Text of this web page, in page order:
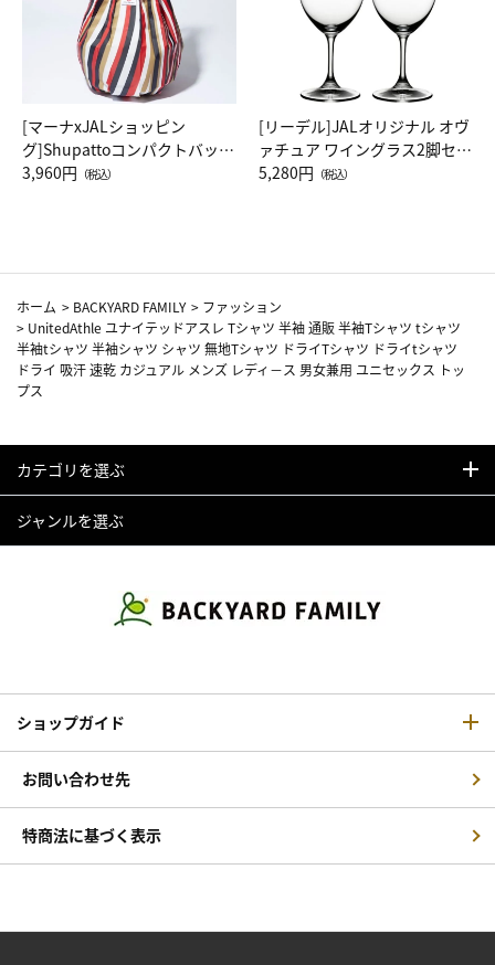
[マーナxJALショッピン
グ]Shupattoコンパクトバッグ
Drop JAL客室乗務員（LC）ス
3,960円 （税込）
[リーデル]JALオリジナル オヴ
ァチュア ワイングラス2脚セッ
ト（レッドワイン）
5,280円 （税込）
ホーム > BACKYARD FAMILY > ファッション
> UnitedAthle ユナイテッドアスレ Tシャツ 半袖 通販 半袖Tシャツ tシャツ
半袖tシャツ 半袖シャツ シャツ 無地Tシャツ ドライTシャツ ドライtシャツ
ドライ 吸汗 速乾 カジュアル メンズ レディ－ス 男女兼用 ユニセックス トッ
プス
カテゴリを選ぶ
ジャンルを選ぶ
ショップガイド
お問い合わせ先
特商法に基づく表示